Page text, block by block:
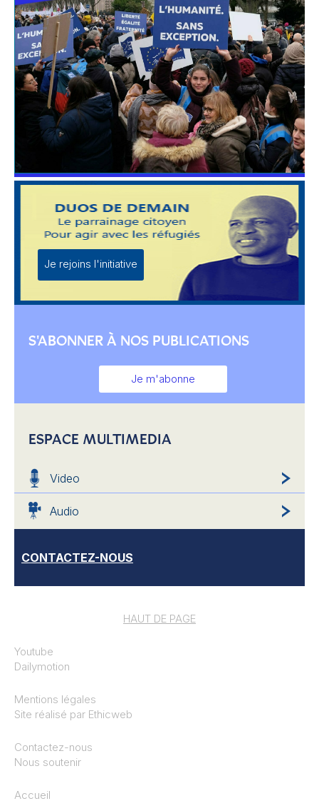
Je rejoins l'initiative
S'ABONNER À NOS PUBLICATIONS
Je m'abonne
ESPACE MULTIMEDIA
Video
Audio
CONTACTEZ-NOUS
HAUT DE PAGE
Youtube
Dailymotion
Mentions légales
Site réalisé par Ethicweb
Contactez-nous
Nous soutenir
Accueil